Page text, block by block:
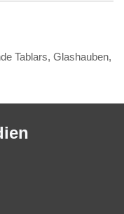
Tablars, Glashauben,